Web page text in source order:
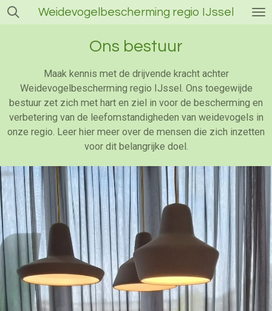
Ga
hoofdinhoud
Weidevogelbescherming regio IJssel
Ons bestuur
Maak kennis met de drijvende kracht achter
Weidevogelbescherming regio IJssel. Ons toegewijde
bestuur zet zich met hart en ziel in voor de bescherming en
verbetering van de leefomstandigheden van weidevogels in
onze regio. Leer hier meer over de mensen die zich inzetten
voor dit belangrijke doel.